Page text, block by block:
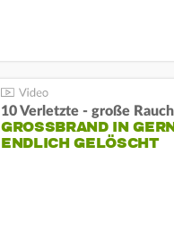
10 Verletzte - große
GROSSBRAND IN
NDLICH GELÖSCHT